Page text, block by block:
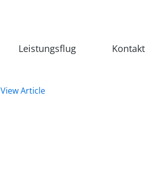
Leistungsflug Kontakt
View Article